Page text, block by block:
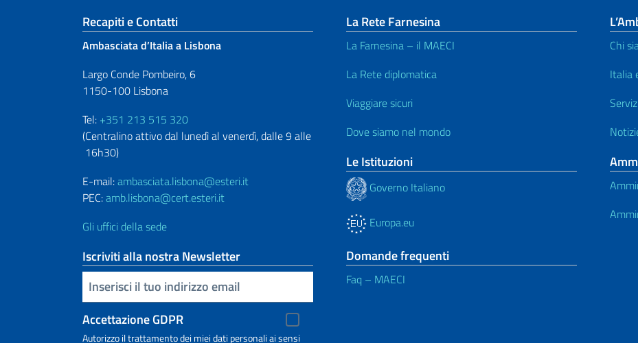
Sezione footer
Recapiti e Contatti
Ambasciata d’Italia a Lisbona
Largo Conde Pombeiro, 6
1150-100 Lisbona
Tel: +351 213 515 320
(Centralino attivo dal lunedì al venerdì, dalle 9 alle
16h30)
E-mail:ambasciata.lisbona@esteri.it
PEC:amb.lisbona@cert.esteri.it
Gli uffici della sede
Iscriviti alla nostra Newsletter
Inserisci la tua email
Accettazione GDPR
Autorizzo il trattamento dei miei dati personali ai sensi
La Rete Farnesina
La Farnesina – il MAECI
La Rete diplomatica
Viaggiare sicuri
Dove siamo nel mondo
Le Istituzioni
Governo Italiano
Europa.eu
Domande frequenti
Faq – MAECI
Chi
Italia